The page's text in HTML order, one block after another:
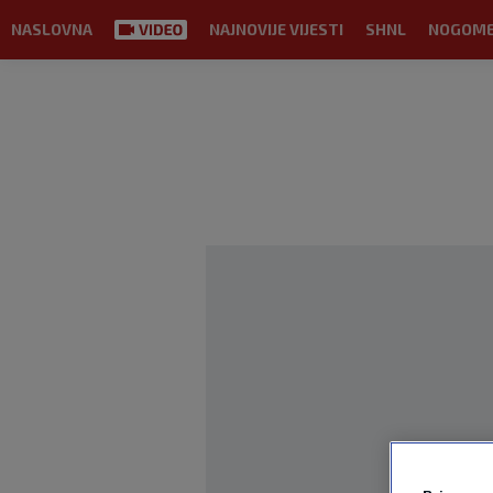
NASLOVNA NAJNOVIJE VIJESTI SHNL